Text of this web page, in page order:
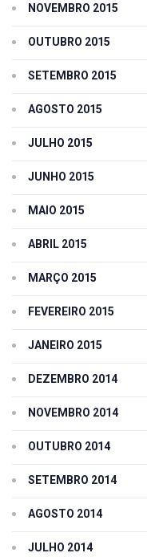
NOVEMBRO 2015
OUTUBRO 2015
SETEMBRO 2015
AGOSTO 2015
JULHO 2015
JUNHO 2015
MAIO 2015
ABRIL 2015
MARÇO 2015
FEVEREIRO 2015
JANEIRO 2015
DEZEMBRO 2014
NOVEMBRO 2014
OUTUBRO 2014
SETEMBRO 2014
AGOSTO 2014
JULHO 2014